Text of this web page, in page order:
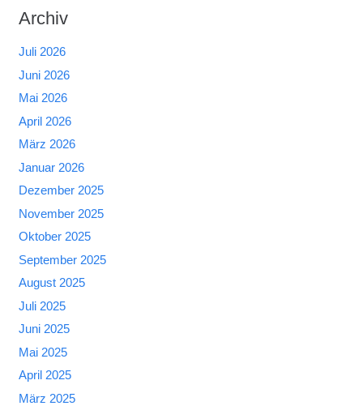
Archiv
Juli 2026
Juni 2026
Mai 2026
April 2026
März 2026
Januar 2026
Dezember 2025
November 2025
Oktober 2025
September 2025
August 2025
Juli 2025
Juni 2025
Mai 2025
April 2025
März 2025